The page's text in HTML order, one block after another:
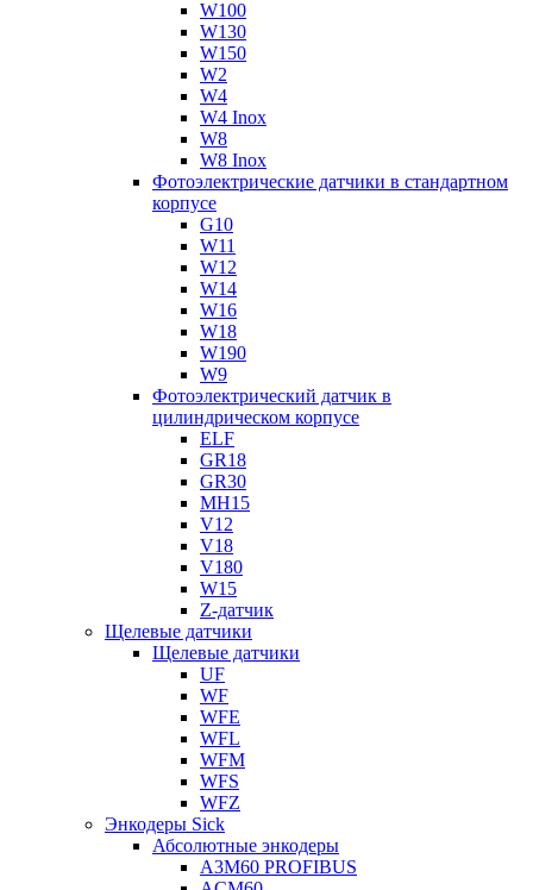
W100
W130
W150
W2
W4
W4 Inox
W8
W8 Inox
Фотоэлектрические датчики в стандартном
корпусе
G10
W11
W12
W14
W16
W18
W190
W9
Фотоэлектрический датчик в
цилиндрическом корпусе
ELF
GR18
GR30
MH15
V12
V18
V180
W15
Z-датчик
Щелевые датчики
Щелевые датчики
UF
WF
WFE
WFL
WFM
WFS
WFZ
Энкодеры Sick
Абсолютные энкодеры
A3M60 PROFIBUS